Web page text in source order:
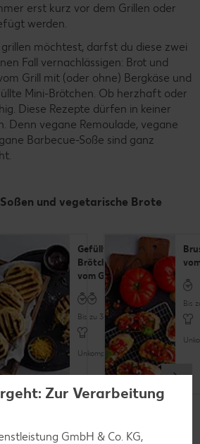
erst kurz vor dem Grillen oder
werden.
möchtest, darfst du diese zwei
Fall vernachlässigen: Brot und
Grill mit (oder ohne) Bergkäse und
Mini-Brötchen. Ob herzhaft oder
Diese Rezepte dürfen in keiner
Denn vegane Remoulade, vegane
Barbecue-Soße sind ganz
und vegetarische Brote
Minuten
Gefüllte Mini-
Brötchen
vom Grill
Bis zu 30 Minuten
Unkompliziert
Bis
die ganze Rezept-Vielfalt
Zur Verarbeitung
GmbH & Co. KG,